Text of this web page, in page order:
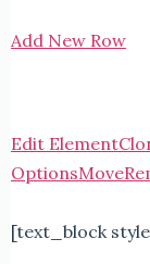
Add New Row
Edit Element
OptionsMove
[text_block